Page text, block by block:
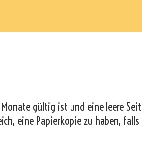
Monate gültig ist und eine leere
eine Papierkopie zu haben, falls